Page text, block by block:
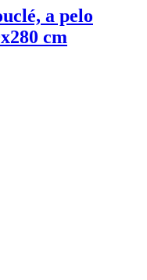
a pelo
cm